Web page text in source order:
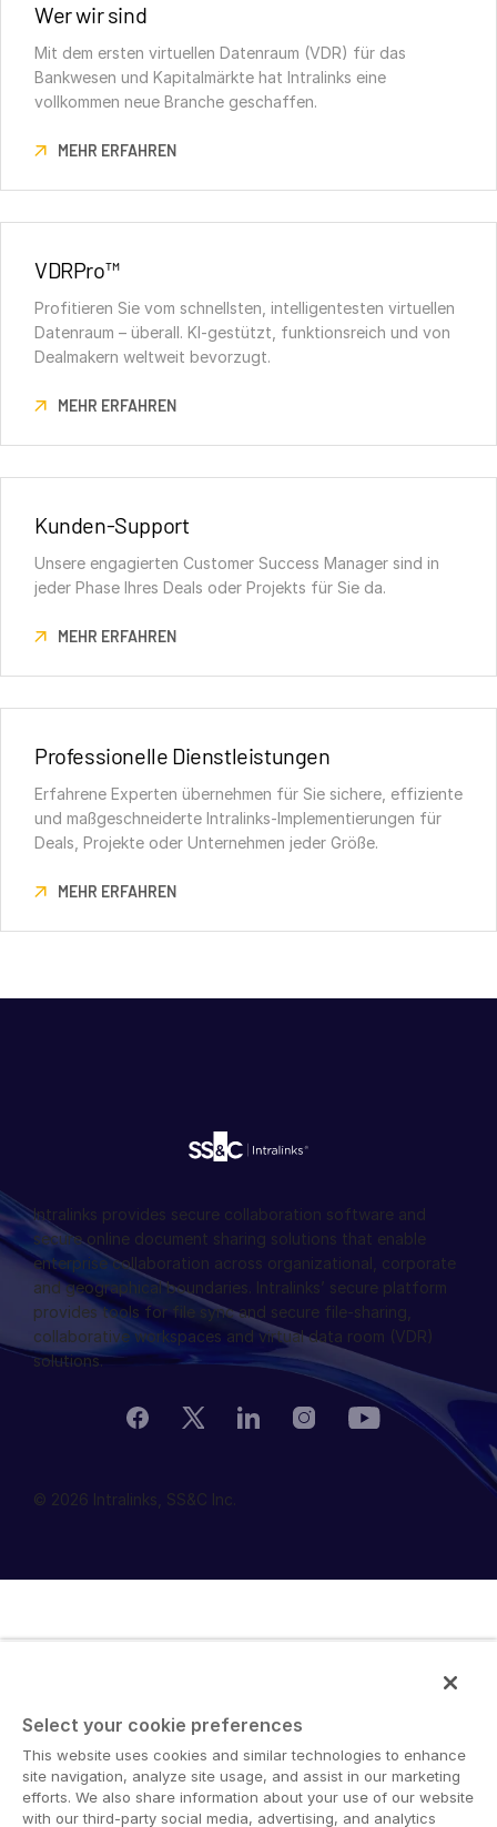
Wer wir sind
Mit dem ersten virtuellen Datenraum (VDR) für das
Bankwesen und Kapitalmärkte hat Intralinks eine
vollkommen neue Branche geschaffen.
MEHR ERFAHREN
VDRPro™
Profitieren Sie vom schnellsten, intelligentesten virtuellen
Datenraum – überall. KI-gestützt, funktionsreich und von
Dealmakern weltweit bevorzugt.
MEHR ERFAHREN
Kunden-Support
Unsere engagierten Customer Success Manager sind in
jeder Phase Ihres Deals oder Projekts für Sie da.
MEHR ERFAHREN
Professionelle Dienstleistungen
Erfahrene Experten übernehmen für Sie sichere, effiziente
und maßgeschneiderte Intralinks-Implementierungen für
Deals, Projekte oder Unternehmen jeder Größe.
MEHR ERFAHREN
Intralinks provides secure collaboration software and
secure online document sharing solutions that enable
enterprise collaboration across organizational, corporate
and geographical boundaries. Intralinks’ secure platform
provides tools for file sync and secure file-sharing,
collaborative workspaces and virtual data room (VDR)
solutions.
© 2026 Intralinks, SS&C Inc.
Select your cookie preferences
This website uses cookies and similar technologies to enhance
site navigation, analyze site usage, and assist in our marketing
efforts. We also share information about your use of our website
with our third-party social media, advertising, and analytics